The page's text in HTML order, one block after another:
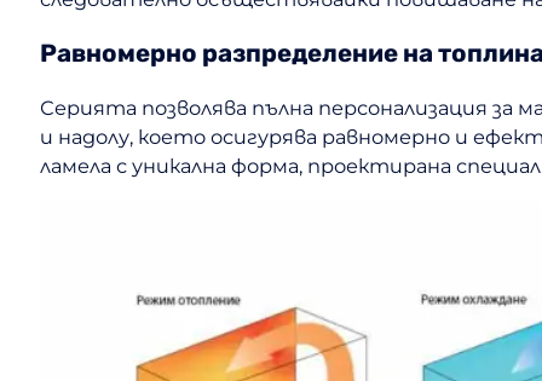
Равномерно разпределение на
Серията позволява пълна персонализация
и надолу, което осигурява равномерно и
ламела с уникална форма, проектирана